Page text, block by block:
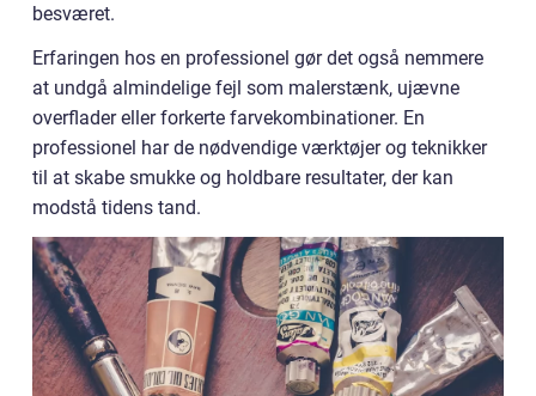
besværet.
Erfaringen hos en professionel gør det også nemmere
at undgå almindelige fejl som malerstænk, ujævne
overflader eller forkerte farvekombinationer. En
professionel har de nødvendige værktøjer og teknikker
til at skabe smukke og holdbare resultater, der kan
modstå tidens tand.